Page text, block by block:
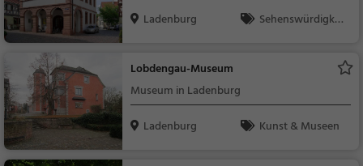
Ladenburg
Sehenswürdigkei
Lobdengau-Museum
Museum in Ladenburg
Ladenburg
Kunst & Museen